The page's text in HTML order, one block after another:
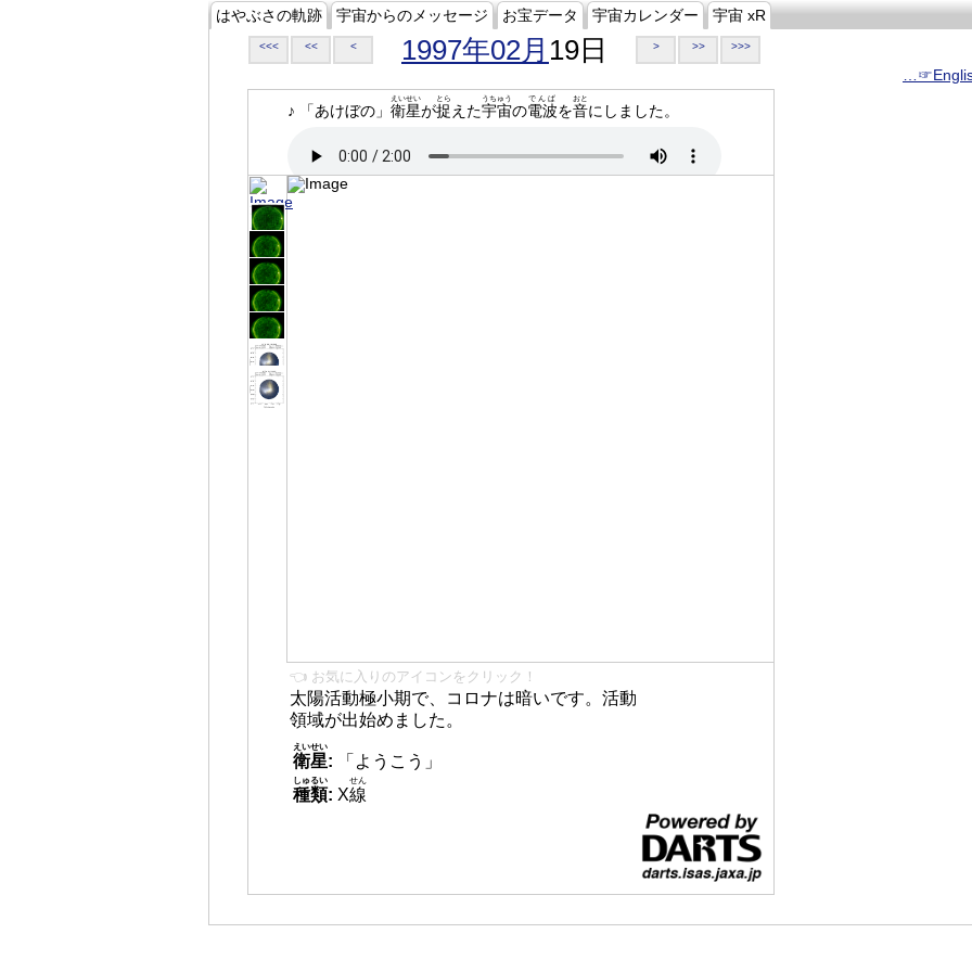
はやぶさの軌跡 宇宙からのメッセージ お宝データ 宇宙カレンダー 宇宙 xR
<<< << < 1997年02月 19日 > >> >>>
♪ 「あけぼの」 衛星
えいせい
が捉
とら
えた宇宙
うちゅう
の電波
でんぱ
を音
おと
にしました。
👈 お気に入りのアイコンをクリック！
太陽活動極小期で、コロナは暗いです。活動
領域が出始めました。
衛星
えいせい
:
「ようこう」
種類
しゅるい
: X線
せん